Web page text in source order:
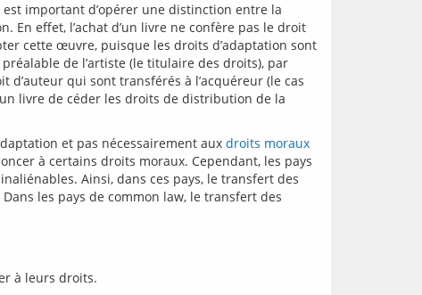
important d’opérer une distinction entre la
En effet, l’achat d’un livre ne confère pas le droit
cette œuvre, puisque les droits d’adaptation sont
de l’artiste (le titulaire des droits), par
qui sont transférés à l’acquéreur (le cas
livre de céder les droits de distribution de la
et pas nécessairement aux droits moraux
à certains droits moraux. Cependant, les pays
Ainsi, dans ces pays, le transfert des
les pays de common law, le transfert des